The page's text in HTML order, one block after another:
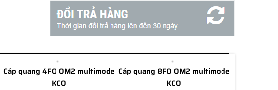
Cáp quang 4FO OM2 multimode
KCO
Cáp quang 8FO OM2 multimode
KCO